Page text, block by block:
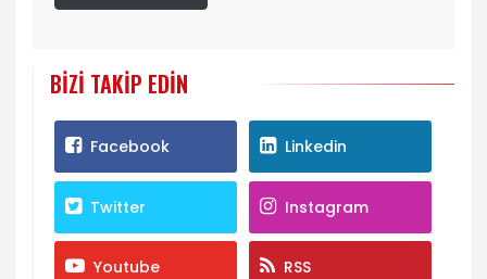
BIZI TAKIP EDIN
Facebook Linkedin
Twitter Instagram
Youtube RSS